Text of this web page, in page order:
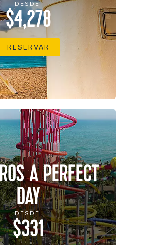
DESDE
$4,278
RESERVAR
A PERFECT
DAY
DESDE
$331